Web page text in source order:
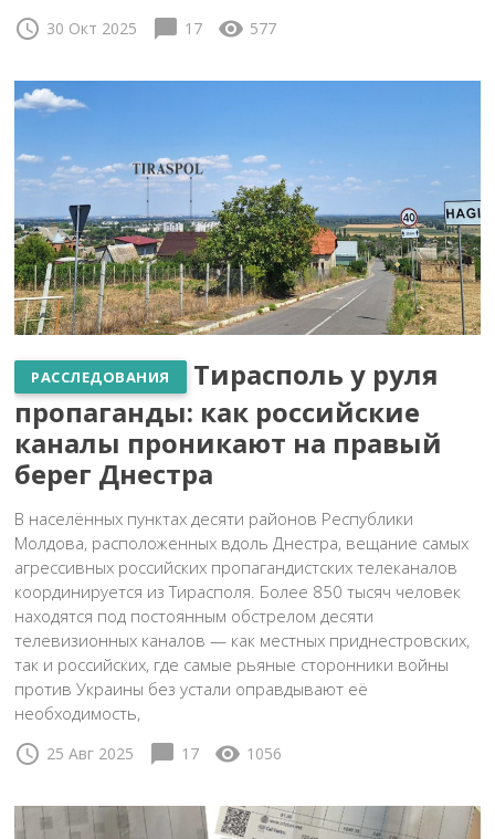
schedule 30 Окт 2025 chat_bubble 17 visibility 577
РАССЛЕДОВАНИЯ
Тирасполь у руля
пропаганды: как российские
каналы проникают на правый
берег Днестра
В населённых пунктах десяти районов Республики
Молдова, расположенных вдоль Днестра, вещание самых
агрессивных российских пропагандистских телеканалов
координируется из Тирасполя. Более 850 тысяч человек
находятся под постоянным обстрелом десяти
телевизионных каналов — как местных приднестровских,
так и российских, где самые рьяные сторонники войны
против Украины без устали оправдывают её
необходимость,
schedule 25 Авг 2025 chat_bubble 17 visibility 1056